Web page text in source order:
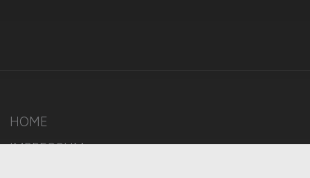
HOME
IMPRESSUM